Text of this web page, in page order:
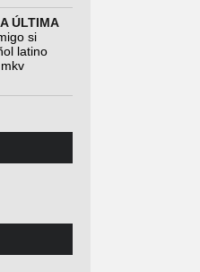
ÚLTIMA
si
latino